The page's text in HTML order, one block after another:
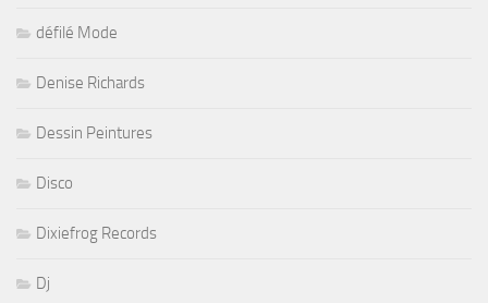
défilé Mode
Denise Richards
Dessin Peintures
Disco
Dixiefrog Records
Dj